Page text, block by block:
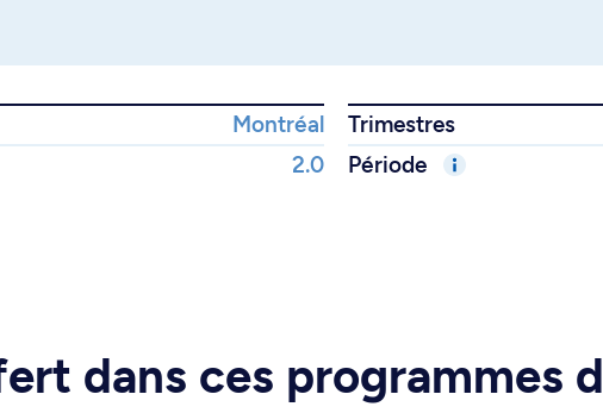
Montréal
Trimestres
2.0 Période
dans ces programmes